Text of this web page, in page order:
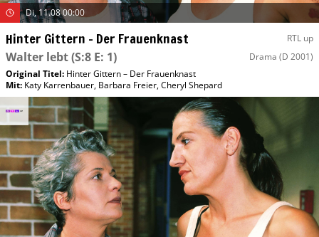
Di, 11.08 00:00
Hinter Gittern – Der Frauenknast RTL up
Walter lebt(S:8 E: 1) Drama (D 2001)
Original Titel: Hinter Gittern – Der Frauenknast
Mit: Katy Karrenbauer, Barbara Freier,Cheryl Shepard